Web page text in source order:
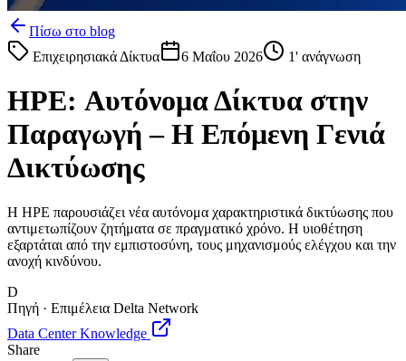
Πίσω στο blog
Επιχειρησιακά Δίκτυα
6 Μαΐου 2026 1' ανάγνωση
HPE: Αυτόνομα Δίκτυα στην
Παραγωγή – Η Επόμενη Γενιά
Δικτύωσης
Η HPE παρουσιάζει νέα αυτόνομα χαρακτηριστικά δικτύωσης που
αντιμετωπίζουν ζητήματα σε πραγματικό χρόνο. Η υιοθέτηση
εξαρτάται από την εμπιστοσύνη, τους μηχανισμούς ελέγχου και την
ανοχή κινδύνου.
D
Πηγή · Επιμέλεια Delta Network
Data Center Knowledge
Share